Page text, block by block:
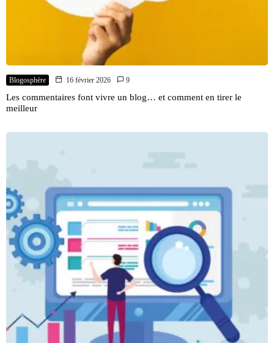
Blogosphère 16 février 2026 9
Les commentaires font vivre un blog… et comment en tirer le
meilleur